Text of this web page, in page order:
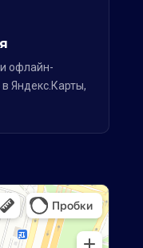
офлайн-
в Яндекс.Карты,